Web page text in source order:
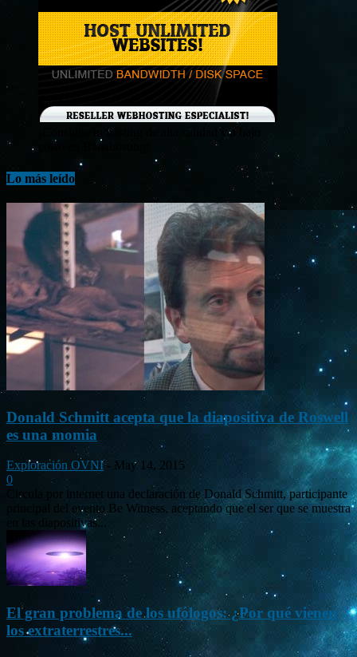
¡Consigue tu hosting de alta calidad y a bajo
costo en Banahosting!
Lo más leído
Donald Schmitt acepta que la diapositiva de Roswell
es una momia
Exploración OVNI - May 14, 2015
0
Circula por internet una declaración de Donald Schmitt, participante
principal del evento Be Witness, aceptando que el ser que se muestra
en las diapositivas...
El gran problema de los ufólogos: ¿Por qué vienen
los extraterrestres...